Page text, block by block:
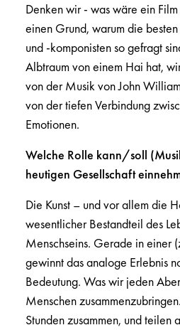
Denken wir - was wäre ein
einen Grund, warum die
und -komponisten so gefragt
Albtraum von einem Hai hat,
von der Musik von John
von der tiefen Verbindung
Emotionen.
Welche Rolle kann/soll
heutigen Gesellschaft
Die Kunst – und vor allem die
wesentlicher Bestandteil des
Menschseins. Gerade in einer
gewinnt das analoge Erlebnis
Bedeutung. Was wir jeden
Menschen
Stunden zusammen, und teilen